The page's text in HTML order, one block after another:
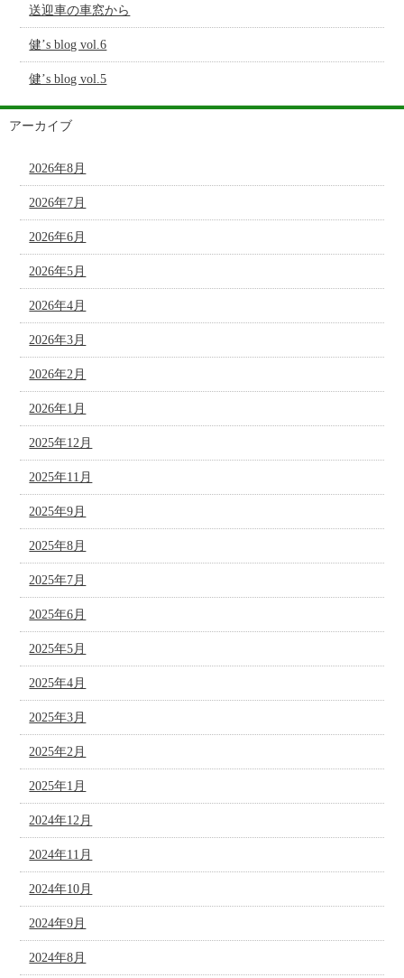
送迎車の車窓から
健’s blog vol.6
健’s blog vol.5
アーカイブ
2026年8月
2026年7月
2026年6月
2026年5月
2026年4月
2026年3月
2026年2月
2026年1月
2025年12月
2025年11月
2025年9月
2025年8月
2025年7月
2025年6月
2025年5月
2025年4月
2025年3月
2025年2月
2025年1月
2024年12月
2024年11月
2024年10月
2024年9月
2024年8月